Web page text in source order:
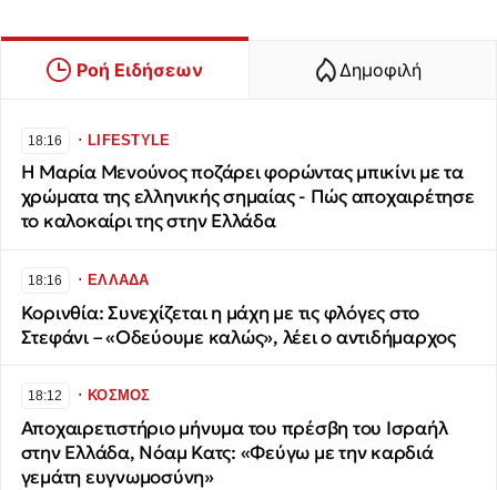
Ροή Ειδήσεων Δημοφιλή
18:16 ∙LIFESTYLE
Η Μαρία Μενούνος ποζάρει φορώντας μπικίνι με τα
χρώματα της ελληνικής σημαίας - Πώς αποχαιρέτησε
το καλοκαίρι της στην Ελλάδα
18:16 ∙ΕΛΛΑΔΑ
Κορινθία: Συνεχίζεται η μάχη με τις φλόγες στο
Στεφάνι – «Οδεύουμε καλώς», λέει ο αντιδήμαρχος
18:12 ∙ΚΟΣΜΟΣ
Αποχαιρετιστήριο μήνυμα του πρέσβη του Ισραήλ
στην Ελλάδα, Νόαμ Κατς: «Φεύγω με την καρδιά
γεμάτη ευγνωμοσύνη»